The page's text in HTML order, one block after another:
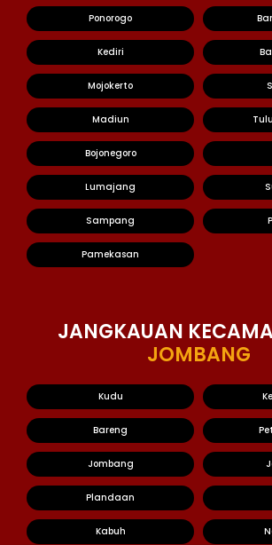
Ponorogo
Kediri
Mojokerto
Madiun
Bojonegoro
Lumajang
Sampang
Pamekasan
JANGKAUAN
JOMBANG
Kudu
Bareng
Jombang
Plandaan
Kabuh